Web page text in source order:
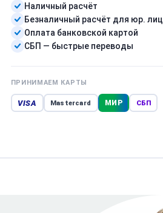
Наличный расчёт
Безналичный расчёт для юр. лиц
Оплата банковской картой
СБП — быстрые переводы
ПРИНИМАЕМ КАРТЫ
VISA Mastercard МИР СБП